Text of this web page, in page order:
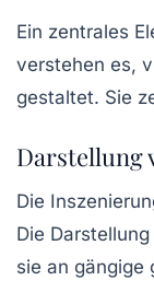
Ein zentrales
verstehen es,
gestaltet. Sie
Darstellung
Die
Die
sie an gängige